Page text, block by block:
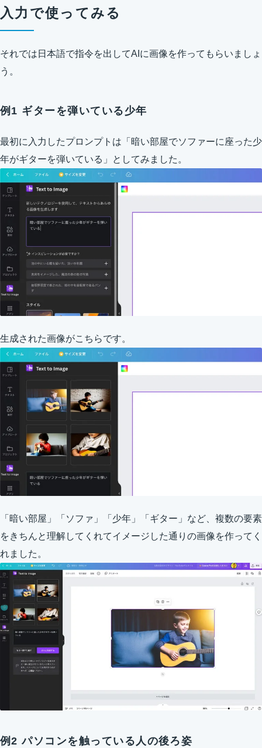
入力で使ってみる
それでは日本語で指令を出してAIに画像を作ってもらいましょ
う。
例1 ギターを弾いている少年
最初に入力したプロンプトは「暗い部屋でソファーに座った少
年がギターを弾いている」としてみました。
生成された画像がこちらです。
「暗い部屋」「ソファ」「少年」「ギター」など、複数の要素
をきちんと理解してくれてイメージした通りの画像を作ってく
れました。
例2 パソコンを触っている人の後ろ姿